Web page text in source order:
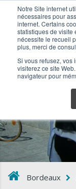
Notre Site internet
nécessaires pour
internet. Certains
statistiques de visite
nécessite le recueil
plus, merci de
Si vous refusez, vos
visiterez ce site
navigateur pour
Bordeaux